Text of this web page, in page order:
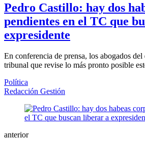
Pedro Castillo: hay dos
pendientes en el TC que
expresidente
En conferencia de prensa, los abogados
tribunal que revise lo más pronto posible
Política
Redacción Gestión
anterior